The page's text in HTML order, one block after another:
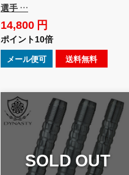
選手 …
14,800 円
ポイント10倍
メール便可 送料無料
SOLD OUT